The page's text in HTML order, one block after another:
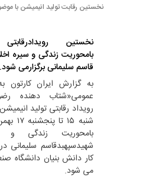
نخستین رقابت تولید انیمیشن با
نخستین رویدادرقابتی
بامحوریت زندگی و سیره
قاسم سلیمانی برگزارمی شود.
به گزارش ایران کارتون
عمومی«شتاب دهنده
رویداد رقابتی تولید
شنبه
بامحوریت زندگی و
شهیدسپهبدقاسم سلیمانی
کار دانش بنیان دانشگاه
می شود.